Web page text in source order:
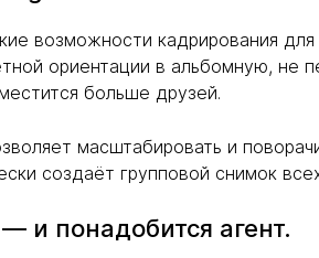
возможности кадрирования
ориентации в альбомную, не
больше друзей.
масштабировать и
создаёт групповой снимок
и понадобится агент.